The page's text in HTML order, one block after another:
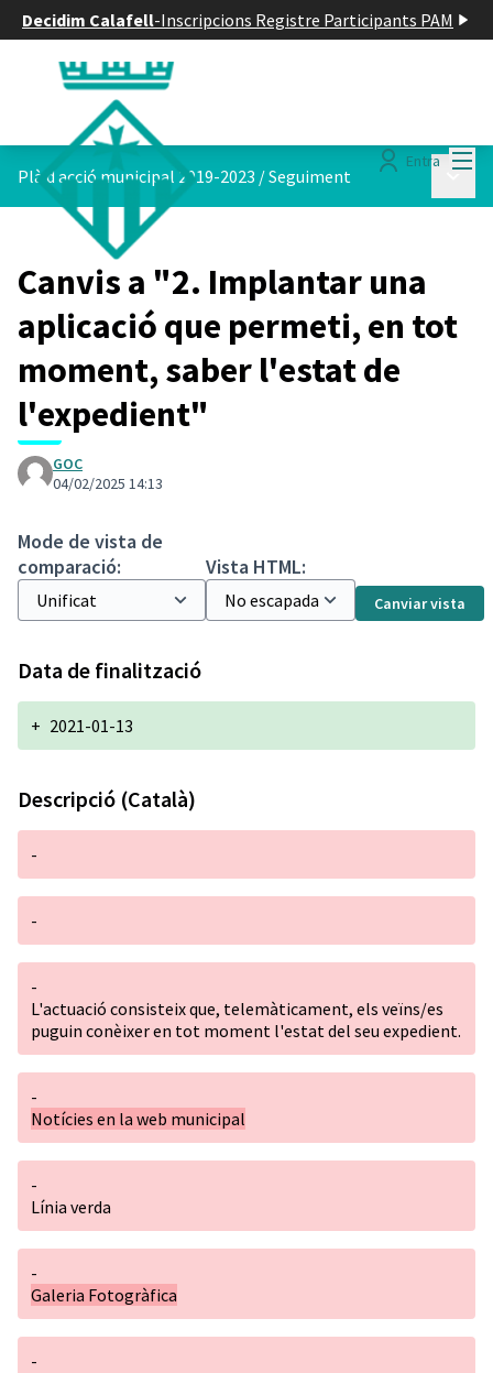
Decidim Calafell-Inscripcions Registre Participants PAM
Entra
Plà d acció municipal 2019-2023 /Seguiment
Canvis a "2. Implantar una
aplicació que permeti, en tot
moment, saber l'estat de
l'expedient"
GOC
04/02/2025 14:13
Mode de vista de
comparació:
Vista HTML:
Canviar vista
Data de finalització
+ 2021-01-13
Descripció (Català)
-
-
-
L'actuació consisteix que, telemàticament, els veïns/es
puguin conèixer en tot moment l'estat del seu expedient.
-
Notícies en la web municipal
-
Línia verda
-
Galeria Fotogràfica
-